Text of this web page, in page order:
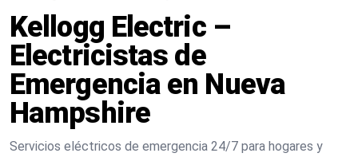
Kellogg Electric –
Electricistas de
Emergencia en Nueva
Hampshire
Servicios eléctricos de emergencia 24/7 para hogares y